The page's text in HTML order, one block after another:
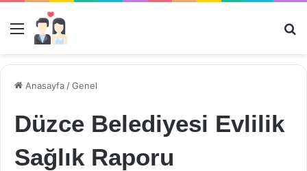
Menü
Anasayfa /Genel
Düzce Belediyesi Evlilik
Sağlık Raporu